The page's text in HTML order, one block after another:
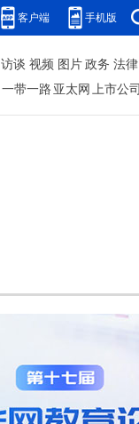
客户端 手机版
访谈 视频 图片 政务 法律
一带一路 亚太网 上市公司